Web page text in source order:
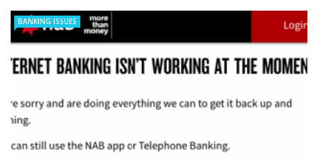
BANKING ISSUES